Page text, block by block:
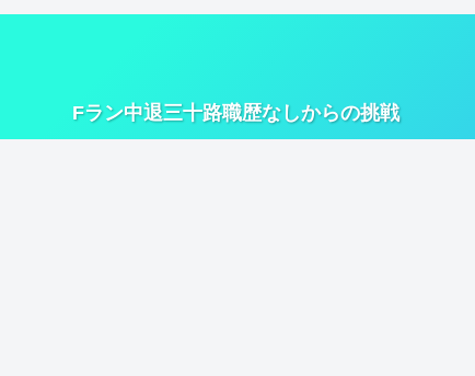
Fラン中退三十路職歴なしからの挑戦